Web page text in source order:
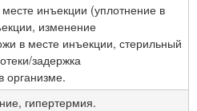
инъекции (уплотнение в
изменение
в месте инъекции, стерильный
задержка
организме.
гипертермия.